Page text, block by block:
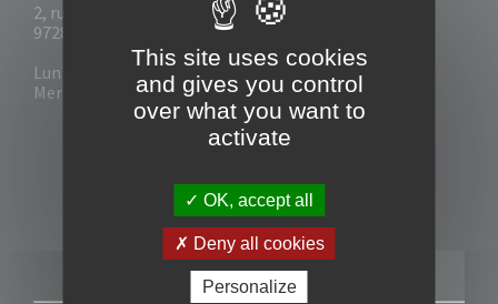
2, rue Collignon
97280 Le Vauclin
Lun - Mar : 7h30- 13h & 14h-17h
Mer-Jeu-Vend : 7h30 - 13h30
This site uses cookies
and gives you control
over what you want to
activate
OK, accept all
Deny all cookies
Personalize